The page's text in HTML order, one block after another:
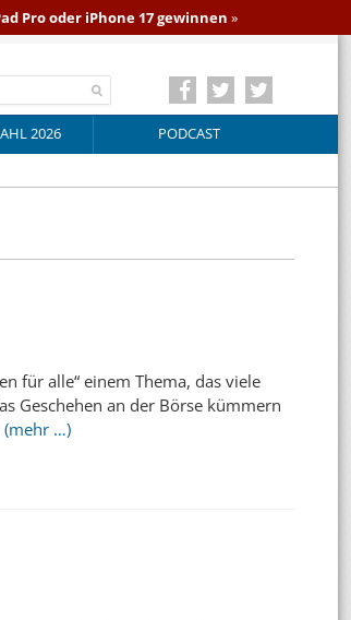
2026 PODCAST
für alle“ einem Thema, das viele
Geschehen an der Börse kümmern
(mehr …)
Pro oder iPhone 17 gewinnen »